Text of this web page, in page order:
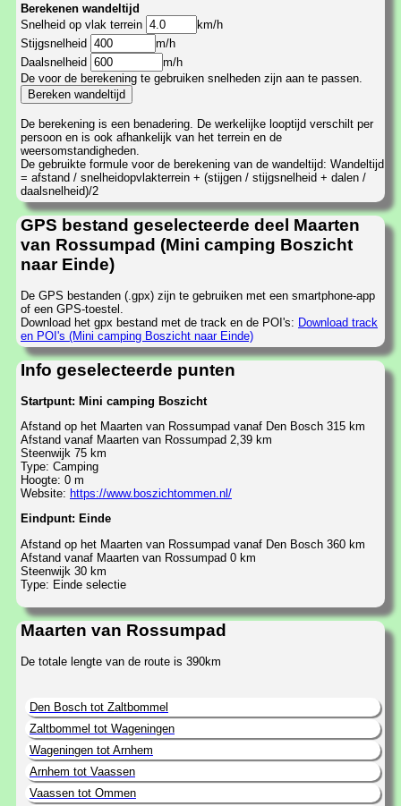
Berekenen wandeltijd
Snelheid op vlak terrein
km/h
Stijgsnelheid
m/h
Daalsnelheid
m/h
De voor de berekening te gebruiken snelheden zijn aan te passen.
De berekening is een benadering. De werkelijke looptijd verschilt per
persoon en is ook afhankelijk van het terrein en de
weersomstandigheden.
De gebruikte formule voor de berekening van de wandeltijd: Wandeltijd
= afstand / snelheidopvlakterrein + (stijgen / stijgsnelheid + dalen /
daalsnelheid)/2
GPS bestand geselecteerde deel Maarten
van Rossumpad (Mini camping Boszicht
naar Einde)
De GPS bestanden (.gpx) zijn te gebruiken met een smartphone-app
of een GPS-toestel.
Download het gpx bestand met de track en de POI's: Download track
en POI's (Mini camping Boszicht naar Einde)
Info geselecteerde punten
Startpunt: Mini camping Boszicht
Afstand op het Maarten van Rossumpad vanaf Den Bosch 315 km
Afstand vanaf Maarten van Rossumpad 2,39 km
Steenwijk 75 km
Type: Camping
Hoogte: 0 m
Website: https://www.boszichtommen.nl/
Eindpunt: Einde
Afstand op het Maarten van Rossumpad vanaf Den Bosch 360 km
Afstand vanaf Maarten van Rossumpad 0 km
Steenwijk 30 km
Type: Einde selectie
Maarten van Rossumpad
De totale lengte van de route is 390km
Den Bosch tot Zaltbommel
Zaltbommel tot Wageningen
Wageningen tot Arnhem
Arnhem tot Vaassen
Vaassen tot Ommen